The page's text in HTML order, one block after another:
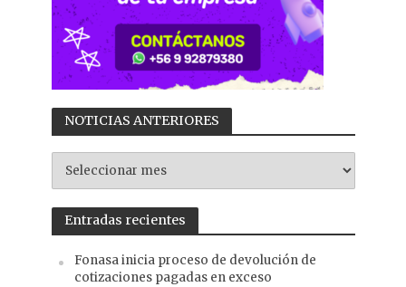
NOTICIAS ANTERIORES
NOTICIAS
ANTERIORES
Entradas recientes
Fonasa inicia proceso de devolución de
cotizaciones pagadas en exceso